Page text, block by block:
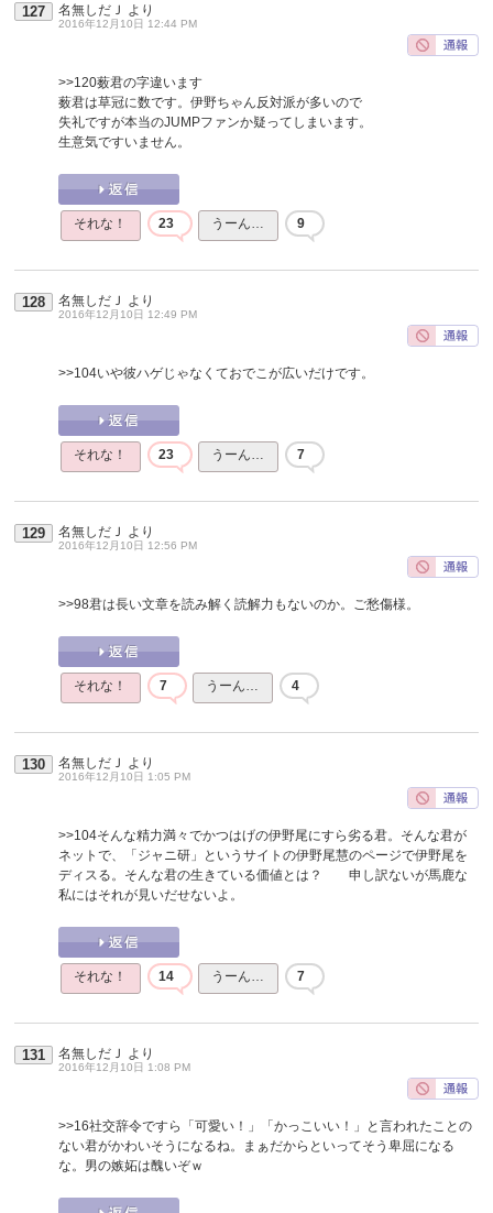
127 名無しだＪ より
2016年12月10日 12:44 PM
>>120薮君の字違います
薮君は草冠に数です。伊野ちゃん反対派が多いので
失礼ですが本当のJUMPファンか疑ってしまいます。
生意気ですいません。
それな！ 23 うーん… 9
128 名無しだＪ より
2016年12月10日 12:49 PM
>>104いや彼ハゲじゃなくておでこが広いだけです。
それな！ 23 うーん… 7
129 名無しだＪ より
2016年12月10日 12:56 PM
>>98君は長い文章を読み解く読解力もないのか。ご愁傷様。
それな！ 7 うーん… 4
130 名無しだＪ より
2016年12月10日 1:05 PM
>>104そんな精力満々でかつはげの伊野尾にすら劣る君。そんな君が
ネットで、「ジャニ研」というサイトの伊野尾慧のページで伊野尾を
ディスる。そんな君の生きている価値とは？ 申し訳ないが馬鹿な
私にはそれが見いだせないよ。
それな！ 14 うーん… 7
131 名無しだＪ より
2016年12月10日 1:08 PM
>>16社交辞令ですら「可愛い！」「かっこいい！」と言われたことの
ない君がかわいそうになるね。まぁだからといってそう卑屈になる
な。男の嫉妬は醜いぞｗ